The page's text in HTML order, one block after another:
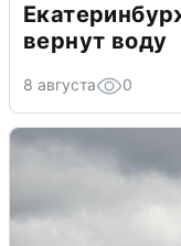
вернут воду
8 августа 0